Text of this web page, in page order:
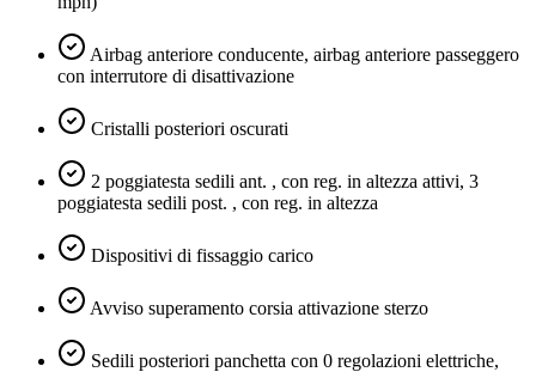
Airbag anteriore conducente, airbag anteriore passeggero
con interrutore di disattivazione
Cristalli posteriori oscurati
2 poggiatesta sedili ant. , con reg. in altezza attivi, 3
poggiatesta sedili post. , con reg. in altezza
Dispositivi di fissaggio carico
Avviso superamento corsia attivazione sterzo
Sedili posteriori panchetta con 0 regolazioni elettriche,